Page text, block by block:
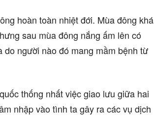
hoàn toàn nhiệt đới. Mùa đông khá
sau mùa đông nắng ấm lên có
người nào đó mang mầm bệnh từ
thống nhất việc giao lưu giữa hai
nhập vào tình ta gây ra các vụ dịch